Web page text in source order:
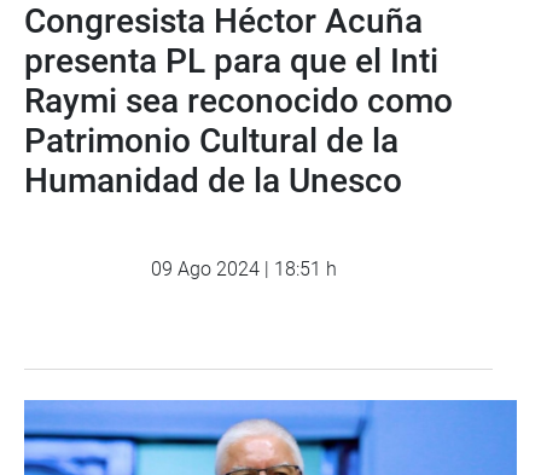
Congresista Héctor Acuña
presenta PL para que el Inti
Raymi sea reconocido como
Patrimonio Cultural de la
Humanidad de la Unesco
09 Ago 2024 | 18:51 h